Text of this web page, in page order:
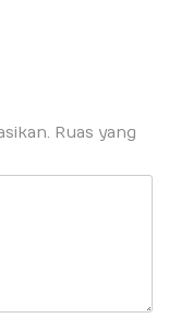
Ruas yang